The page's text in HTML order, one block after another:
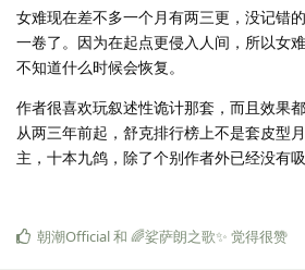
女难现在差不多一个月有两三更，没记错
一卷了。因为在起点更侵入人间，所以女
不知道什么时候会恢复。
作者很喜欢玩叙述性诡计那套，而且效果
从两三年前起，舒克排行榜上不是套皮型
主，十本九鸽，除了个别作者外已经没有吸
朝潮Official和 🌈娑萨朗之歌✨ 觉得很赞